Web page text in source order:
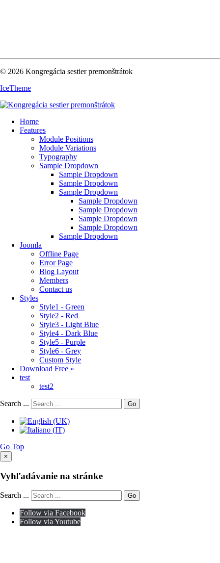
© 2026 Kongregácia sestier premonštrátok
IceTheme
Home
Features
Module Positions
Module Variations
Typography
Sample Dropdown
Sample Dropdown
Sample Dropdown
Sample Dropdown
Sample Dropdown
Sample Dropdown
Sample Dropdown
Sample Dropdown
Sample Dropdown
Joomla
Offline Page
Error Page
Blog Layout
Members
Contact us
Styles
Style1 - Green
Style2 - Red
Style3 - Light Blue
Style4 - Dark Blue
Style5 - Purple
Style6 - Grey
Custom Style
Download Free »
test
test2
Search ... Go
Go Top
×
Vyhľadávanie na stránke
Search ... Go
Follow via Facebook
Follow via Youtube